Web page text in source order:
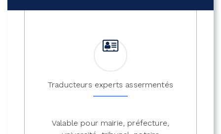
Traducteurs experts assermentés
Valable pour mairie, préfecture,